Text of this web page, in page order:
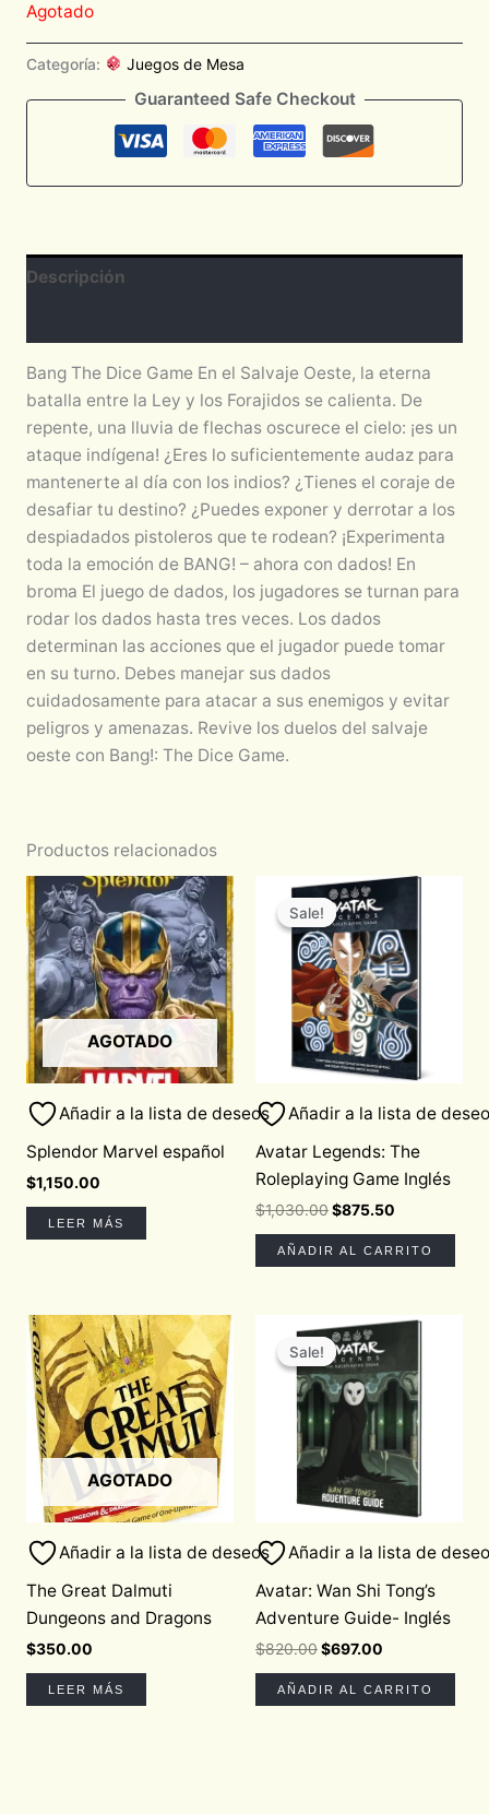
Agotado
Categoría: Juegos de Mesa
Guaranteed Safe Checkout
Descripción
Bang The Dice Game En el Salvaje Oeste, la eterna
batalla entre la Ley y los Forajidos se calienta. De
repente, una lluvia de flechas oscurece el cielo: ¡es un
ataque indígena! ¿Eres lo suficientemente audaz para
mantenerte al día con los indios? ¿Tienes el coraje de
desafiar tu destino? ¿Puedes exponer y derrotar a los
despiadados pistoleros que te rodean? ¡Experimenta
toda la emoción de BANG! – ahora con dados! En
broma El juego de dados, los jugadores se turnan para
rodar los dados hasta tres veces. Los dados
determinan las acciones que el jugador puede tomar
en su turno. Debes manejar sus dados
cuidadosamente para atacar a sus enemigos y evitar
peligros y amenazas. Revive los duelos del salvaje
oeste con Bang!: The Dice Game.
Productos relacionados
AGOTADO
Añadir a la lista de deseos
Splendor Marvel español
$1,150.00
LEER MÁS
Sale!
Sale!
Añadir a la lista de
Avatar Legends: The
Roleplaying Game Inglés
$1,030.00
Original
price
was:
$1,030.00.
$875.50
Current
$875.50.
AÑADIR AL CARRITO
AGOTADO
Añadir a la lista de deseos
The Great Dalmuti
Dungeons and Dragons
$350.00
LEER MÁS
Sale!
Sale!
Añadir a la lista de
Avatar: Wan Shi Tong’s
Adventure Guide- Inglés
$820.00
Original
price
was:
$820.00.
$697.00
Current
$697.00.
AÑADIR AL CARRITO